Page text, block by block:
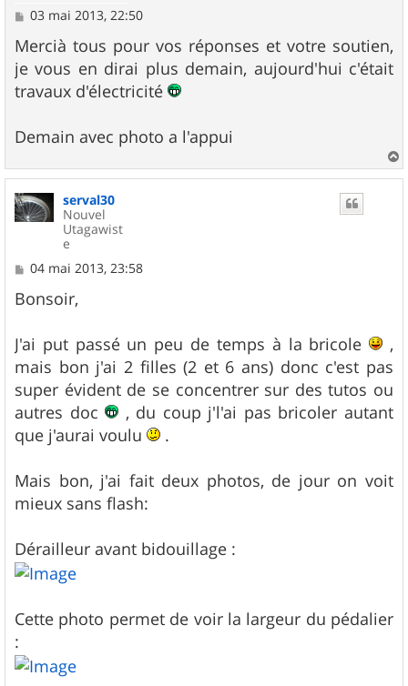
M
s
s
a
g
e
03 mai 2013, 22:50
Mercià tous pour vos réponses et votre soutien,
je vous en dirai plus demain, aujourd'hui c'était
travaux d'électricité
Demain avec photo a l'appui
a
serval30
Nouvel
Utagawist
e
M
s
s
g
e
04 mai 2013, 23:58
Bonsoir,
J'ai put passé un peu de temps à la bricole
,
mais bon j'ai 2 filles (2 et 6 ans) donc c'est pas
super évident de se concentrer sur des tutos ou
autres doc
, du coup j'l'ai pas bricoler autant
que j'aurai voulu
.
Mais bon, j'ai fait deux photos, de jour on voit
mieux sans flash:
Dérailleur avant bidouillage :
Cette photo permet de voir la largeur du pédalier
: